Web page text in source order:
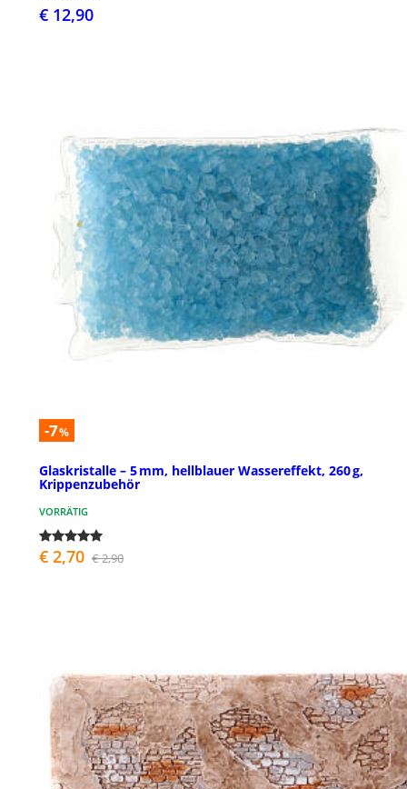
€ 12,90
-7%
Glaskristalle – 5 mm, hellblauer Wassereffekt, 260 g,
Krippenzubehör
VORRÄTIG
€ 2,70 € 2,90